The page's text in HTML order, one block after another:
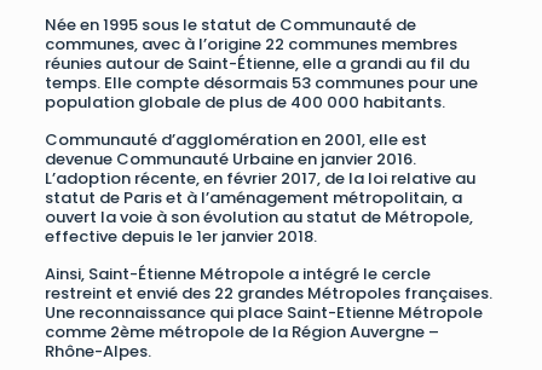
Née en 1995 sous le statut de Communauté de
communes, avec à l’origine 22 communes membres
réunies autour de Saint-Étienne, elle a grandi au fil du
temps. Elle compte désormais 53 communes pour une
population globale de plus de 400 000 habitants.
Communauté d’agglomération en 2001, elle est
devenue Communauté Urbaine en janvier 2016.
L’adoption récente, en février 2017, de la loi relative au
statut de Paris et à l’aménagement métropolitain, a
ouvert la voie à son évolution au statut de Métropole,
effective depuis le 1er janvier 2018.
Ainsi, Saint-Étienne Métropole a intégré le cercle
restreint et envié des 22 grandes Métropoles françaises.
Une reconnaissance qui place Saint-Etienne Métropole
comme 2ème métropole de la Région Auvergne –
Rhône-Alpes.